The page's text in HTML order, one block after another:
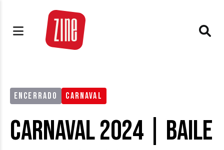
ENCERRADO CARNAVAL
Carnaval 2024 | Baile